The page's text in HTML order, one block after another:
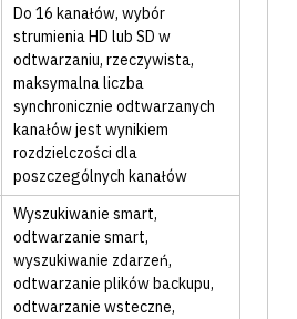
Do 16 kanałów, wybór
strumienia HD lub SD w
odtwarzaniu, rzeczywista,
maksymalna liczba
synchronicznie odtwarzanych
kanałów jest wynikiem
rozdzielczości dla
poszczególnych kanałów
Wyszukiwanie smart,
odtwarzanie smart,
wyszukiwanie zdarzeń,
odtwarzanie plików backupu,
odtwarzanie wsteczne,